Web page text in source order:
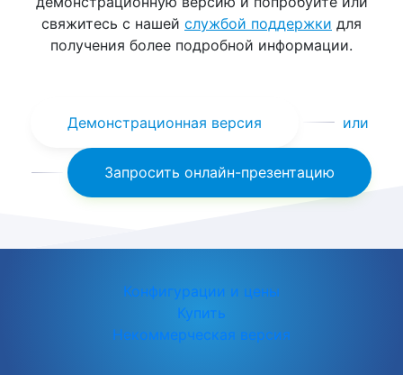
свяжитесь с нашей службой поддержки для
получения более подробной информации.
Демонстрационная версия или
Запросить онлайн-презентацию
Конфигурации и цены
Купить
Некоммерческая версия